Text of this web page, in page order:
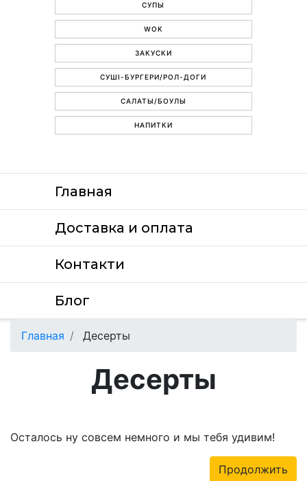
СУПЫ
WOK
ЗАКУСКИ
СУШІ-БУРГЕРИ/РОЛ-ДОГИ
САЛАТЫ/БОУЛЫ
НАПИТКИ
Главная
Доставка и оплата
Контакти
Блог
Главная Десерты
Десерты
Осталось ну совсем немного и мы тебя удивим!
Продолжить